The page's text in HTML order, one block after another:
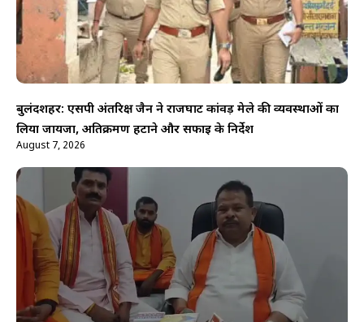
बुलंदशहर: एसपी अंतरिक्ष जैन ने राजघाट कांवड़ मेले की व्यवस्थाओं का
लिया जायजा, अतिक्रमण हटाने और सफाई के निर्देश
August 7, 2026